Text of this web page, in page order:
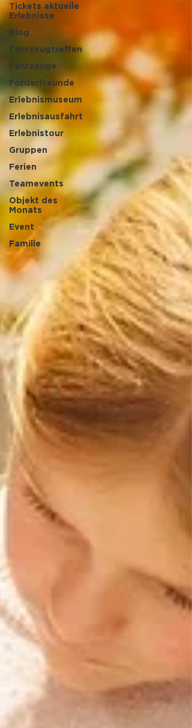
Tickets aktuelle
Erlebnisse
Blog
Fahrzeugtreffen
Fahrzeuge
Förderfreunde
Erlebnismuseum
Erlebnisausfahrt
Erlebnistour
Gruppen
Ferien
Teamevents
Objekt des
Monats
Event
Familie